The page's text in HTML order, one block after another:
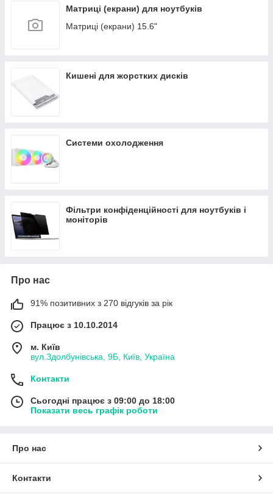
Клавіатури для APPLE
Клавіатури для DELL
Матриці (екрани) для ноутбуків
Матриці (екрани) 15.6"
Кишені для жорстких дисків
Системи охолодження
Фільтри конфіденційності для ноутбуків і
моніторів
Про нас
91% позитивних з 270 відгуків за рік
Працює з 10.10.2014
м. Київ
вул.Здолбунівська, 9Б, Київ, Україна
Контакти
Сьогодні працює з 09:00 до 18:00
Показати весь графік роботи
Про нас
Контакти